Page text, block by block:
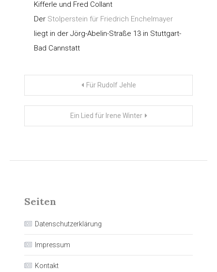
Kifferle und Fred Collant
Der Stolperstein für Friedrich Enchelmayer
liegt in der Jörg-Abelin-Straße 13 in Stuttgart-
Bad Cannstatt
Beitragsnavigation
Für Rudolf Jehle
Ein Lied für Irene Winter
Seiten
Datenschutzerklärung
Impressum
Kontakt